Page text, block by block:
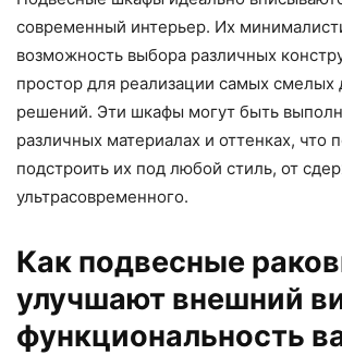
современный интерьер. Их
возможность выбора различных
простор для реализации самых смелых
решений. Эти шкафы могут быть
различных материалах и оттенках, что
подстроить их под любой стиль, от
ультрасовременного.
Как подвесные
улучшают внешний
функциональность